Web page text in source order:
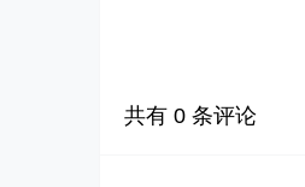
共有 0 条评论